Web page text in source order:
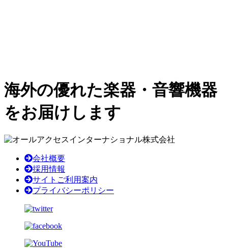
海外の優れた楽器・音響機器
をお届けします
会社概要
採用情報
サイトご利用案内
プライバシーポリシー